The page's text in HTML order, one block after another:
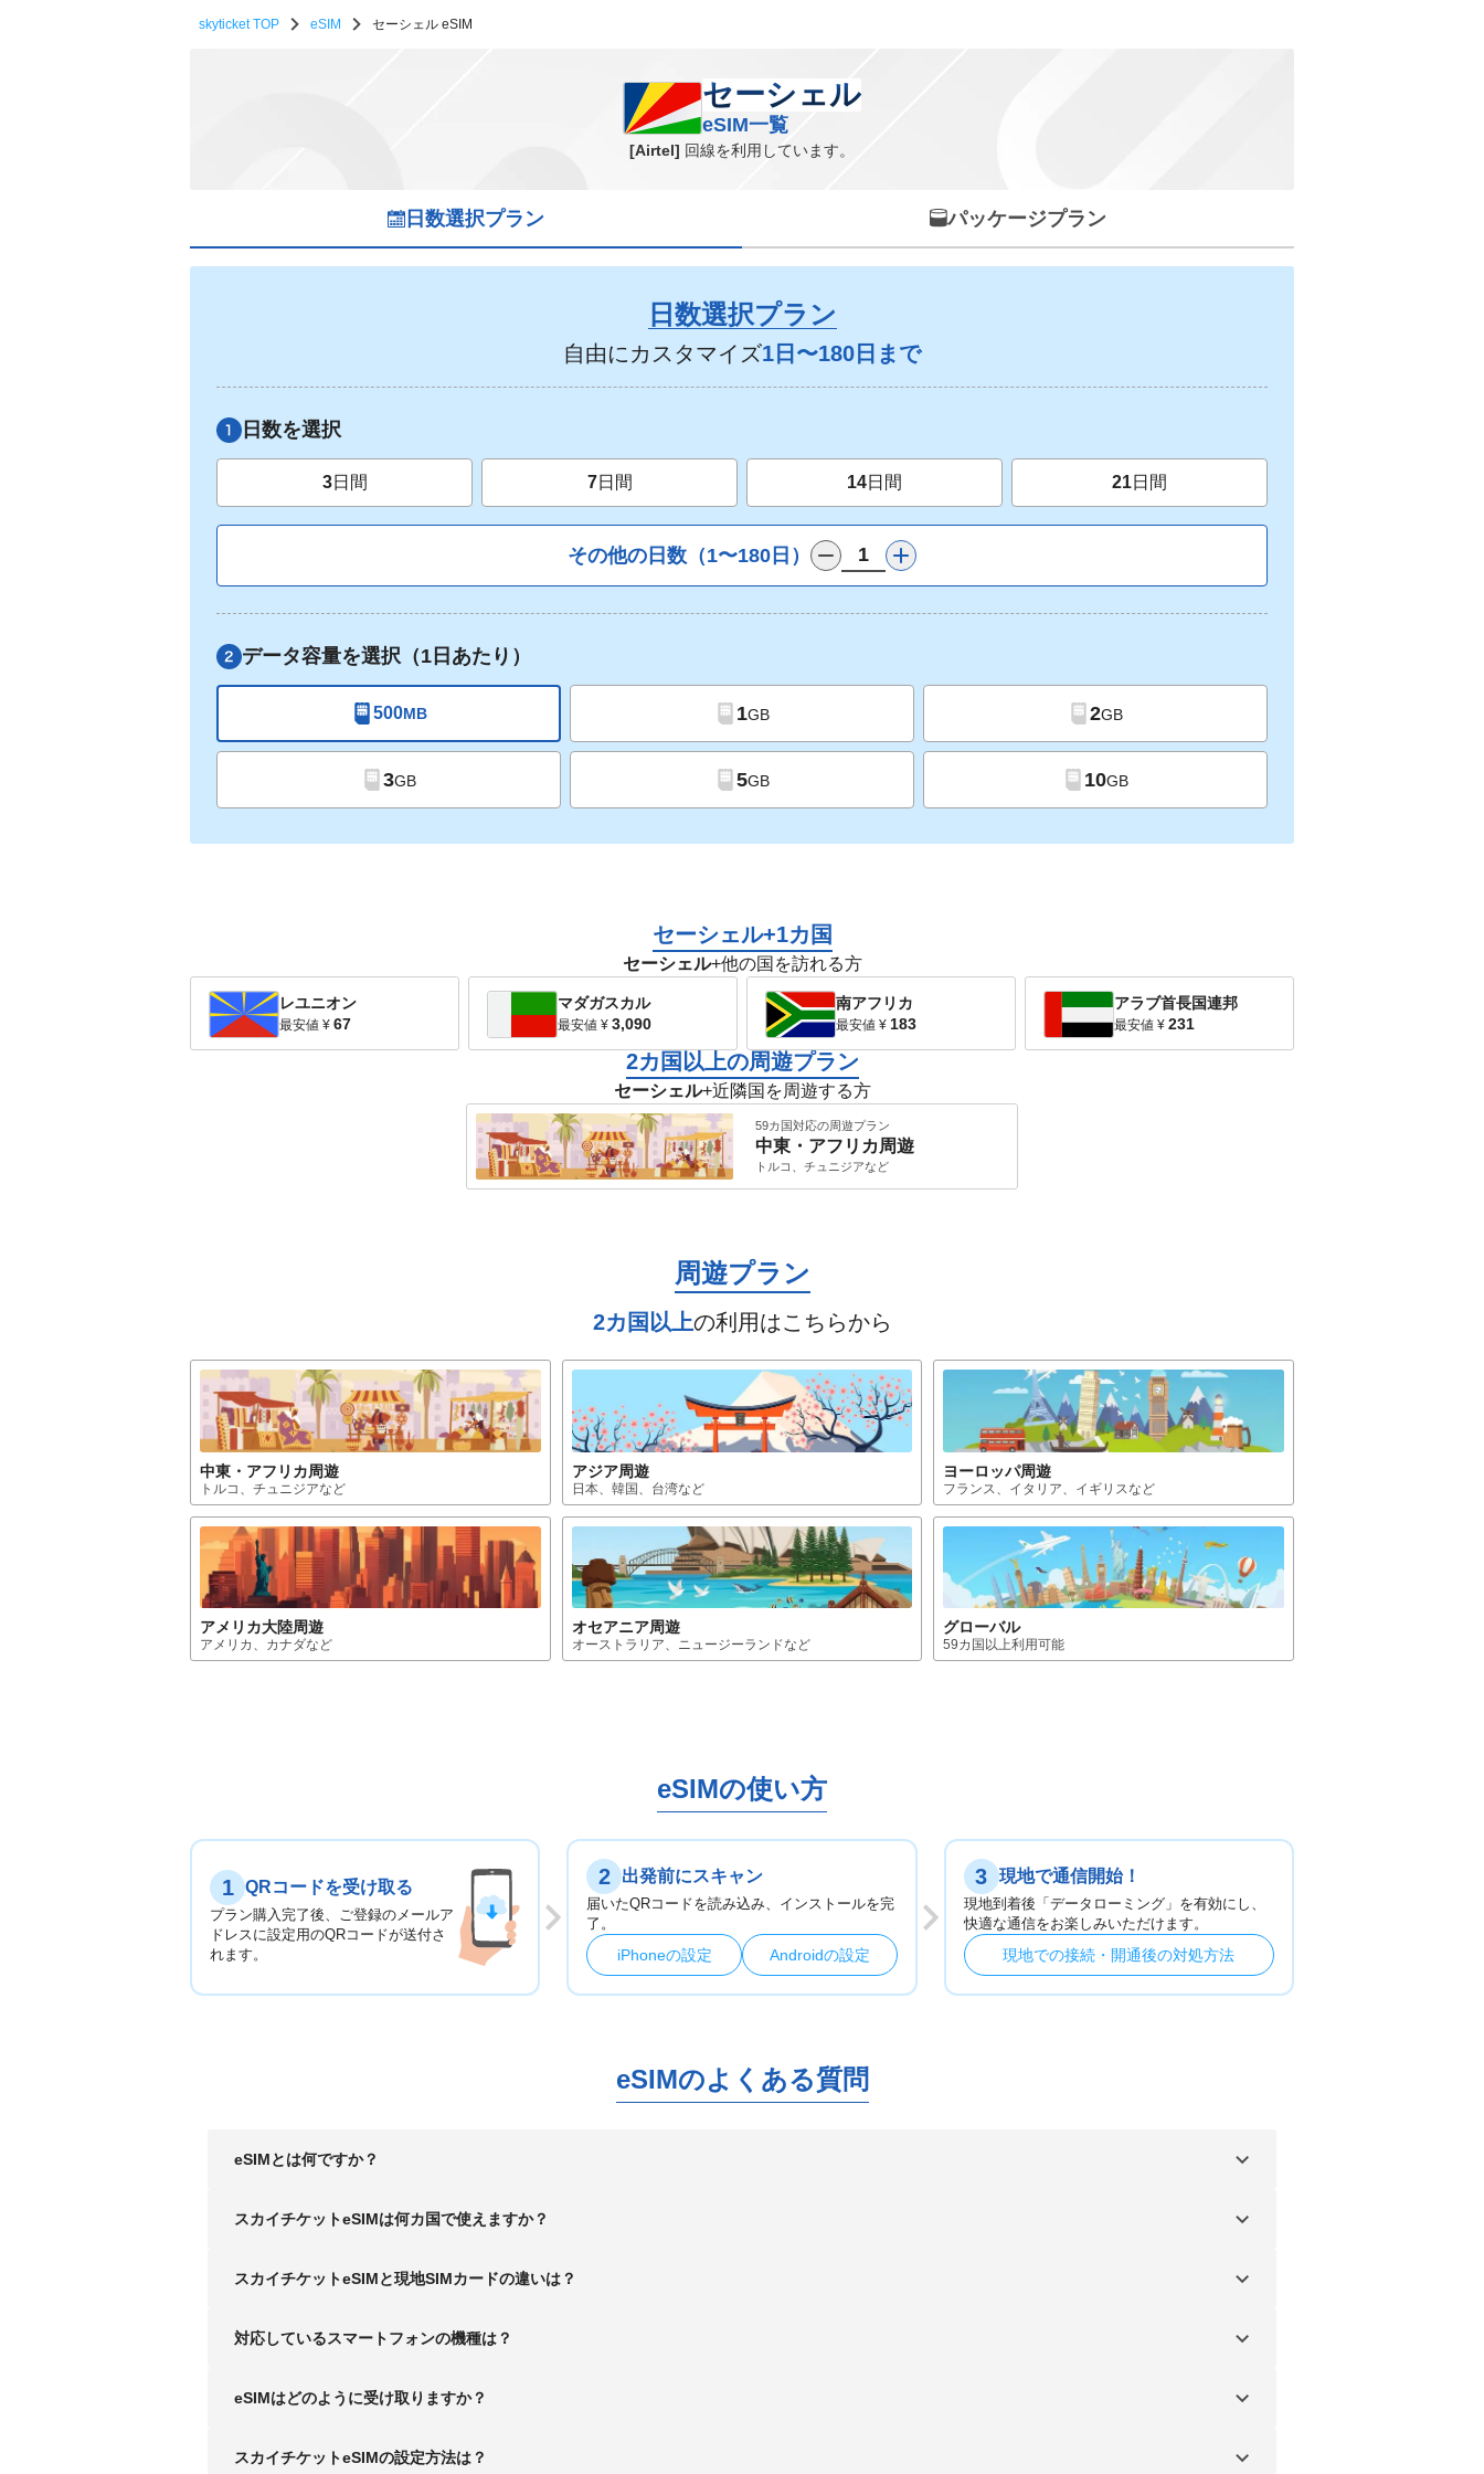
skyticket TOP eSIM セーシェル eSIM
セーシェル eSIM一覧セーシェル
eSIM一覧
[Airtel] 回線を利用しています。
日数選択プラン パッケージプラン
日数選択プラン
自由にカスタマイズ1日〜180日まで
日数を選択
3日間 7日間 14日間 21日間
その他の日数（1〜180日）
データ容量を選択（1日あたり）
500MB 1GB 2GB
3GB 5GB 10GB
セーシェル+1カ国
セーシェル+他の国を訪れる方
レユニオン
最安値 ¥ 67
マダガスカル
最安値 ¥ 3,090
南アフリカ
最安値 ¥ 183
アラブ首長国連邦
最安値 ¥ 231
2カ国以上の周遊プラン
セーシェル+近隣国を周遊する方
59カ国対応の周遊プラン
中東・アフリカ 周遊
トルコ、チュニジアなど
周遊プラン
2カ国以上の利用はこちらから
中東・アフリカ周遊
トルコ、チュニジアなど
アジア周遊
日本、韓国、台湾など
ヨーロッパ周遊
フランス、イタリア、イギリス など
アメリカ大陸周遊
アメリカ、カナダなど
オセアニア周遊
オーストラリア、ニュージーランドなど
グローバル
59カ国以上利用可能
eSIMの使い方
1 QRコードを受け取る
プラン購入完了後、ご登録のメールア
ドレスに設定用のQRコードが送付さ
れます。
2 出発前にスキャン
届いたQRコードを読み込み、インストールを完
了。
iPhoneの設定 Androidの設定
3 現地で通信開始！
現地到着後「データローミング」を有効にし、
快適な通信をお楽しみいただけます。
現地での接続・開通後の対処方法
eSIMのよくある質問
eSIMとは何ですか？
スカイチケットeSIMは何カ国で使えますか？
スカイチケットeSIMと現地SIMカードの違いは？
対応しているスマートフォンの機種は？
eSIMはどのように受け取りますか？
スカイチケットeSIMの設定方法は？